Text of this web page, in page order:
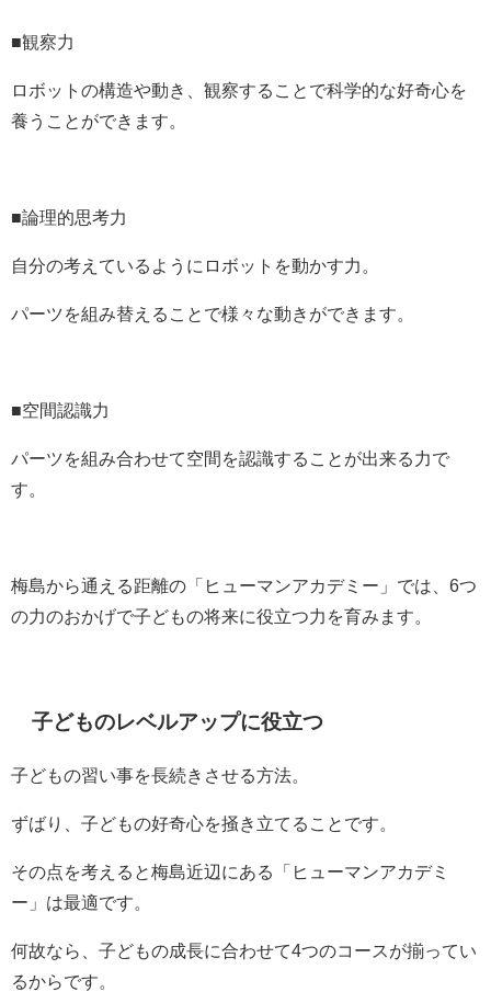
■観察力
ロボットの構造や動き、観察することで科学的な好奇心を
養うことができます。
■論理的思考力
自分の考えているようにロボットを動かす力。
パーツを組み替えることで様々な動きができます。
■空間認識力
パーツを組み合わせて空間を認識することが出来る力で
す。
梅島から通える距離の「ヒューマンアカデミー」では、6つ
の力のおかげで子どもの将来に役立つ力を育みます。
子どものレベルアップに役立つ
子どもの習い事を長続きさせる方法。
ずばり、子どもの好奇心を掻き立てることです。
その点を考えると梅島近辺にある「ヒューマンアカデミ
ー」は最適です。
何故なら、子どもの成長に合わせて4つのコースが揃ってい
るからです。